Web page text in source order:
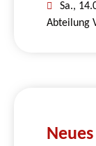
Sa.,
Abteilung